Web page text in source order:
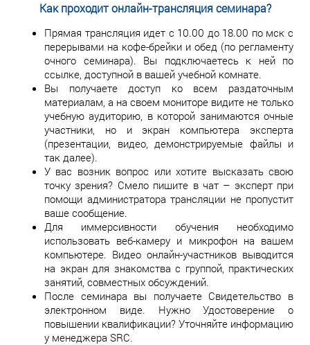
Как проходит онлайн-трансляция семинара?
Прямая трансляция идет с 10.00 до 18.00 по мск с
перерывами на кофе-брейки и обед (по регламенту
очного семинара). Вы подключаетесь к ней по
ссылке, доступной в вашей учебной комнате.
Вы получаете доступ ко всем раздаточным
материалам, а на своем мониторе видите не только
учебную аудиторию, в которой занимаются очные
участники, но и экран компьютера эксперта
(презентации, видео, демонстрируемые файлы и
так далее).
У вас возник вопрос или хотите высказать свою
точку зрения? Смело пишите в чат – эксперт при
помощи администратора трансляции не пропустит
ваше сообщение.
Для иммерсивности обучения необходимо
использовать веб-камеру и микрофон на вашем
компьютере. Видео онлайн-участников выводится
на экран для знакомства с группой, практических
занятий, совместных обсуждений.
После семинара вы получаете Свидетельство в
электронном виде. Нужно Удостоверение о
повышении квалификации? Уточняйте информацию
у менеджера SRC.